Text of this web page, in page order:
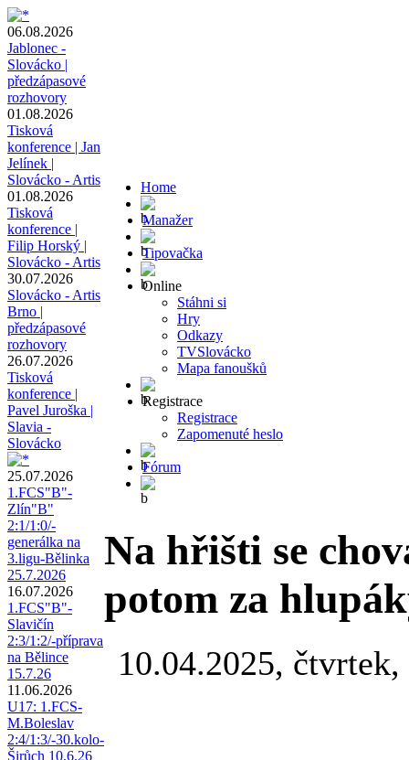
06.08.2026
Jablonec -
Slovácko |
předzápasové
rozhovory
01.08.2026
Tisková
konference | Jan
Jelínek |
Slovácko - Artis
01.08.2026
Tisková
konference |
Filip Horský |
Slovácko - Artis
30.07.2026
Slovácko - Artis
Brno |
předzápasové
rozhovory
26.07.2026
Tisková
konference |
Pavel Juroška |
Slavia -
Slovácko
25.07.2026
1.FCS"B"-
Zlín"B"
2:1/1:0/-
generálka na
3.ligu-Bělinka
25.7.2026
16.07.2026
1.FCS"B"-
Slavičín
2:3/1:2/-příprava
na Bělince
15.7.26
11.06.2026
U17: 1.FCS-
M.Boleslav
2:4/1:3/-30.kolo-
Širůch 10.6.26
Home
Manažer
Tipovačka
Online
Stáhni si
Hry
Odkazy
TVSlovácko
Mapa fanoušků
Registrace
Registrace
Zapomenuté heslo
Fórum
Na hřišti se
potom za
10.04.2025, čtvrtek,